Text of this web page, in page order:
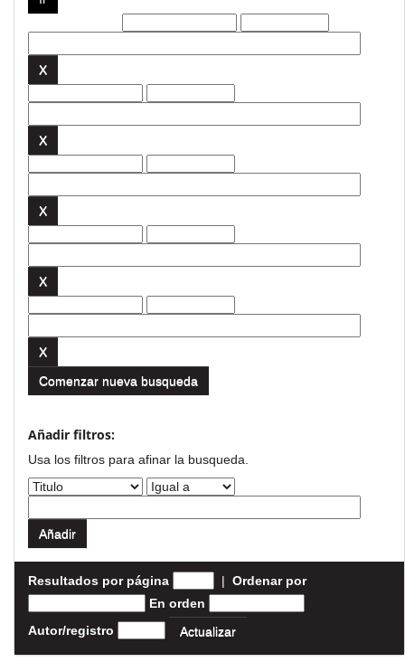
Comenzar nueva busqueda
Añadir filtros:
Usa los filtros para afinar la busqueda.
Resultados por página | Ordenar por
En orden
Autor/registro